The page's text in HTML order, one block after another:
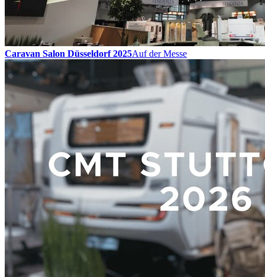
Caravan Salon Düsseldorf 2025Auf der Messe